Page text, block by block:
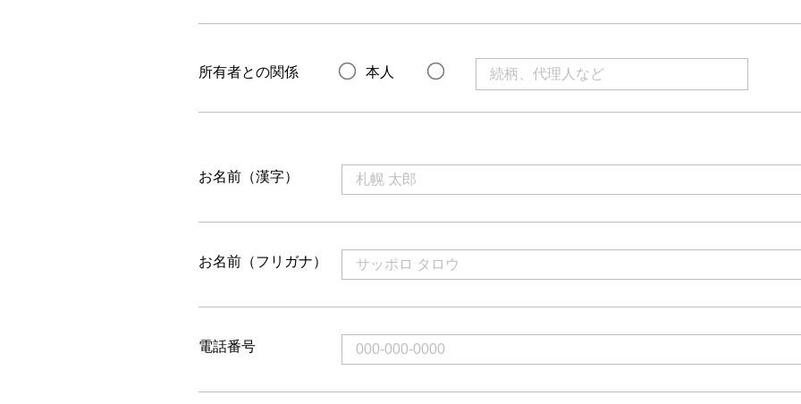
所有者との関係 本人
お名前（漢字）
お名前（フリガナ）
電話番号